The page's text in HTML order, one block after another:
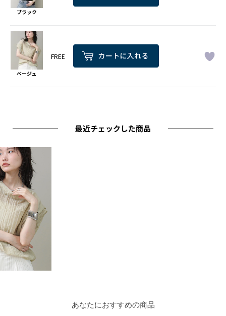
ブラック
ベージュ
FREE
最近チェックした商品
あなたにおすすめの商品